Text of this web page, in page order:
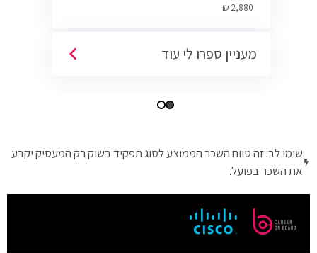
2,880 ₪
מעניין ספרו לי עוד
שימו לב: זה טווח השכר הממוצע לסוג תפקיד בשוק רק המעסיק יקבע
את השכר בפועל.